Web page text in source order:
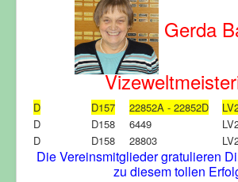
Gerda
D D157 22852A - 22852D
D
D158 6449
D
D158 28803
Die Vereinsmitglieder gratulieren
zu diesem tollen